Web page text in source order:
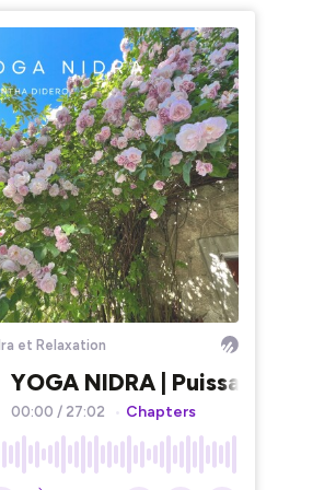
et Relaxation
YOGA NIDRA | Puissance
00:00 / 27:02 Chapters